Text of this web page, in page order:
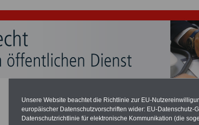
Das Bundesverfassungsgericht hat die Berliner
widrig erklärt (Berlin muss bisMärz 2027 eine
beschließen). Auch beim Bund (Beamte &
Unsere Website beachtet die Richtlinie zur EU-
europäischer Datenschutzvorschriften wider: EU-Datenschutz-
Datenschutzrichtlinie für elektronische Kommunikation (die